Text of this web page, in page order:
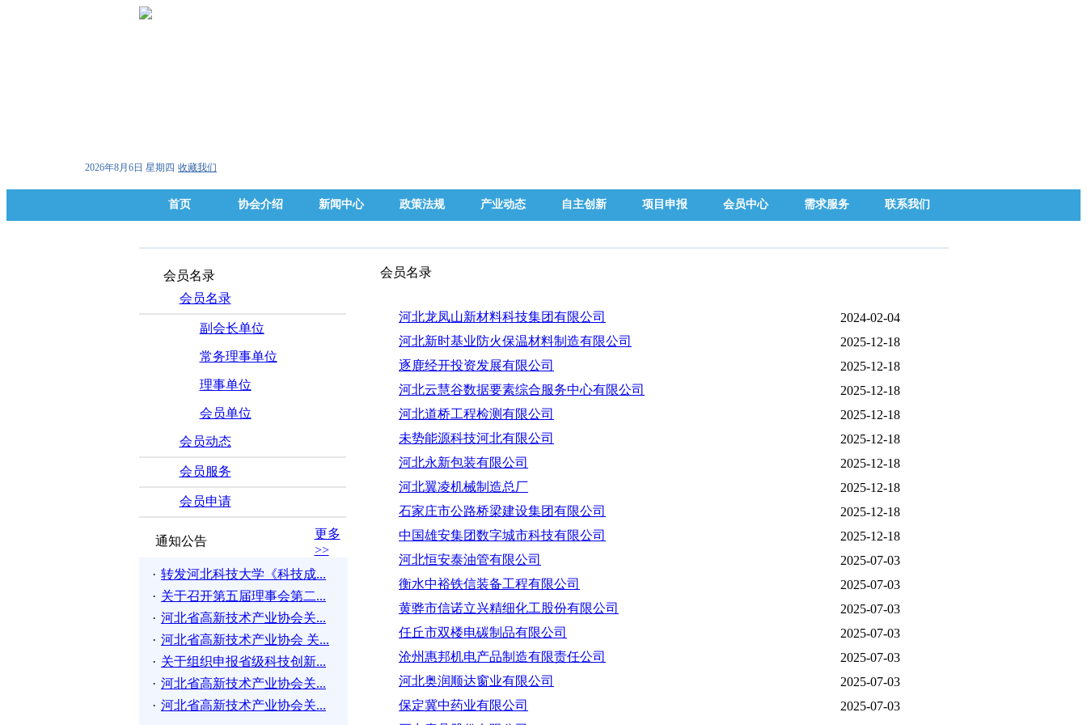
2026年8月6日 星期四 收藏我们
首页 协会介绍 新闻中心 政策法规 产业动态 自主创新 项目申报 会员中心 需求服务 联系我们
会员名录
会员名录
副会长单位
常务理事单位
理事单位
会员单位
会员动态
会员服务
会员申请
通知公告
更多
>>
· 转发河北科技大学《科技成...
· 关于召开第五届理事会第二...
· 河北省高新技术产业协会关...
· 河北省高新技术产业协会 关...
· 关于组织申报省级科技创新...
· 河北省高新技术产业协会关...
· 河北省高新技术产业协会关...
会员名录
河北龙凤山新材料科技集团有限公司
2024-02-04
河北新时基业防火保温材料制造有限公司
2025-12-18
逐鹿经开投资发展有限公司
2025-12-18
河北云慧谷数据要素综合服务中心有限公司
2025-12-18
河北道桥工程检测有限公司
2025-12-18
未势能源科技河北有限公司
2025-12-18
河北永新包装有限公司
2025-12-18
河北翼凌机械制造总厂
2025-12-18
石家庄市公路桥梁建设集团有限公司
2025-12-18
中国雄安集团数字城市科技有限公司
2025-12-18
河北恒安泰油管有限公司
2025-07-03
衡水中裕铁信装备工程有限公司
2025-07-03
黄骅市信诺立兴精细化工股份有限公司
2025-07-03
任丘市双楼电碳制品有限公司
2025-07-03
沧州惠邦机电产品制造有限责任公司
2025-07-03
河北奥润顺达窗业有限公司
2025-07-03
保定冀中药业有限公司
2025-07-03